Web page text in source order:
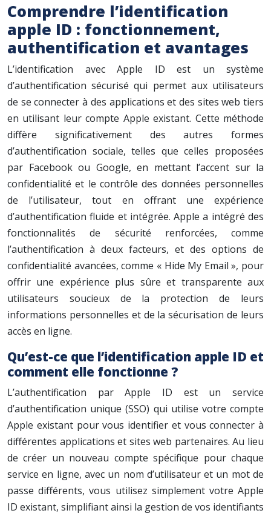
Comprendre l’identification
apple ID : fonctionnement,
authentification et avantages
L’identification avec Apple ID est un système
d’authentification sécurisé qui permet aux utilisateurs
de se connecter à des applications et des sites web tiers
en utilisant leur compte Apple existant. Cette méthode
diffère significativement des autres formes
d’authentification sociale, telles que celles proposées
par Facebook ou Google, en mettant l’accent sur la
confidentialité et le contrôle des données personnelles
de l’utilisateur, tout en offrant une expérience
d’authentification fluide et intégrée. Apple a intégré des
fonctionnalités de sécurité renforcées, comme
l’authentification à deux facteurs, et des options de
confidentialité avancées, comme « Hide My Email », pour
offrir une expérience plus sûre et transparente aux
utilisateurs soucieux de la protection de leurs
informations personnelles et de la sécurisation de leurs
accès en ligne.
Qu’est-ce que l’identification apple ID et
comment elle fonctionne ?
L’authentification par Apple ID est un service
d’authentification unique (SSO) qui utilise votre compte
Apple existant pour vous identifier et vous connecter à
différentes applications et sites web partenaires. Au lieu
de créer un nouveau compte spécifique pour chaque
service en ligne, avec un nom d’utilisateur et un mot de
passe différents, vous utilisez simplement votre Apple
ID existant, simplifiant ainsi la gestion de vos identifiants